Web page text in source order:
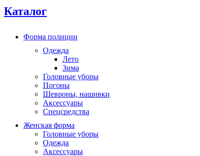
Каталог
Форма полиции
Одежда
Лето
Зима
Головные уборы
Погоны
Шевроны, нашивки
Аксессуары
Спецсредства
Женская форма
Головные уборы
Одежда
Аксессуары